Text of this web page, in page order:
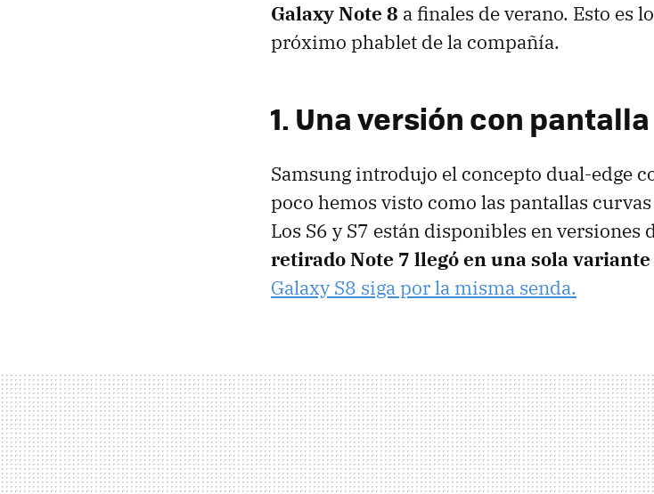
Galaxy Note 8 a finales de verano. Esto es
próximo phablet de la compañía.
1. Una versión con
Samsung introdujo el concepto dual-edge
poco hemos visto como las pantallas
Los S6 y S7 están disponibles en versiones
retirado Note 7 llegó en una sola
Galaxy S8 siga por la misma senda.